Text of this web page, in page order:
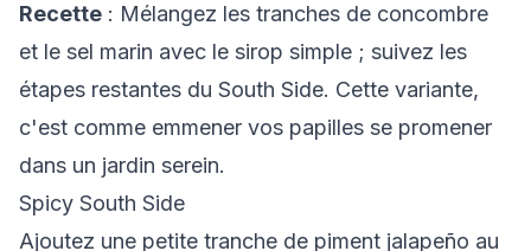
Recette : Mélangez les tranches de concombre
et le sel marin avec le sirop simple ; suivez les
étapes restantes du South Side. Cette variante,
c'est comme emmener vos papilles se promener
dans un jardin serein.
Spicy South Side
Ajoutez une petite tranche de piment jalapeño au